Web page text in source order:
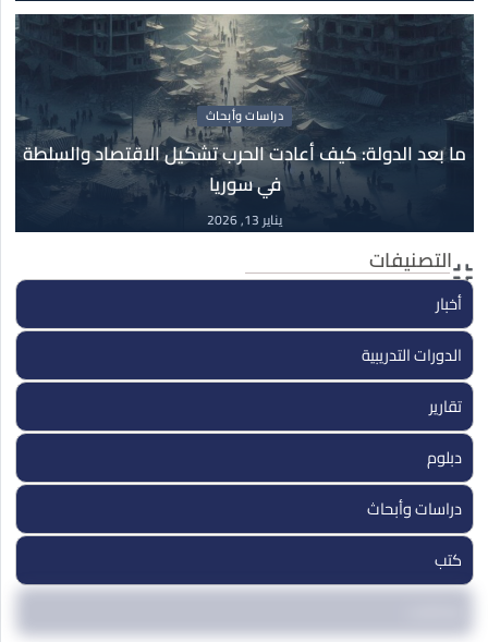
دراسات وأبحاث
الجهادية السلفية وتحطيم المجتمع المدني والدولة
19
ما بعد الدولة: كيف أعادت الحرب تشكيل الاقتصاد
13 يناير, 2026
دراسات وأبحاث
ما بعد الدولة: كيف أعادت الحرب تشكيل الاقتصاد والسلطة
في سوريا
يناير 13, 2026
التصنيفات
أخبار
الدورات التدريبية
تقارير
دبلوم
دراسات وأبحاث
كتب